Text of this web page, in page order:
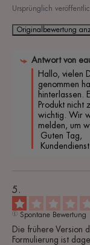
Ursprünglich
Originalbewertung
Antwort von
Hallo, vielen
genommen
hinterlassen.
Produkt nicht
wichtig. Wir
melden, um
Kundendienst
Spontane Bewertung
Die frühere Version
Formulierung ist